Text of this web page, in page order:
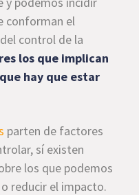
conforman el
control de la
los que implican
hay que estar
parten de factores
sí existen
los que podemos
reducir el impacto.